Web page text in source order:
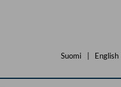
Suomi English